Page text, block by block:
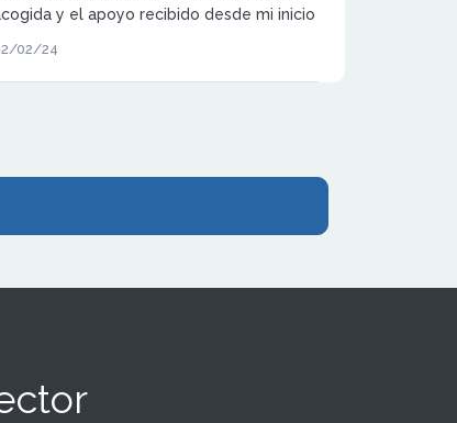
y el apoyo recibido desde mi inicio
oído a mis inquietudes,
02/24